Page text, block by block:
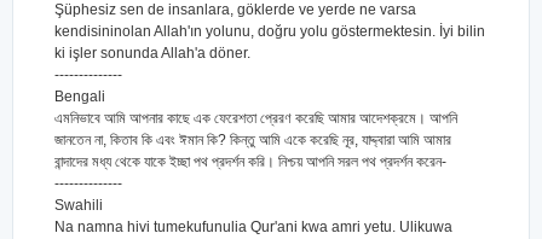
Şüphesiz sen de insanlara, göklerde ve yerde ne varsa
kendisininolan Allah'ın yolunu, doğru yolu göstermektesin. İyi bilin
ki işler sonunda Allah'a döner.
--------------
Bengali
এমনিভাবে আমি আপনার কাছে এক ফেরেশতা প্রেরণ করেছি আমার আদেশক্রমে। আপনি
জানতেন না, কিতাব কি এবং ঈমান কি? কিন্তু আমি একে করেছি নূর, যাদ্দ্বারা আমি আমার
বান্দাদের মধ্য থেকে যাকে ইচ্ছা পথ প্রদর্শন করি। নিশ্চয় আপনি সরল পথ প্রদর্শন করেন-
--------------
Swahili
Na namna hivi tumekufunulia Qur'ani kwa amri yetu. Ulikuwa